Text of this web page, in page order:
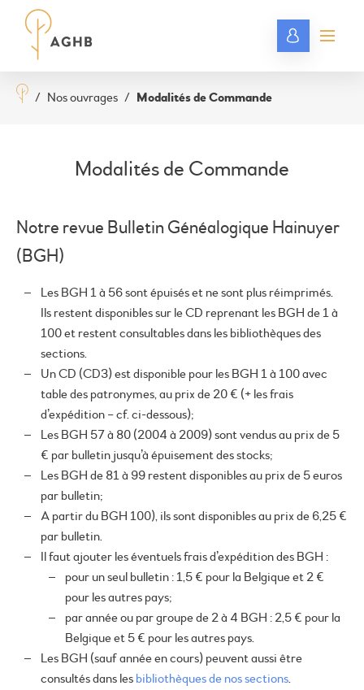
/ Nos ouvrages / Modalités de Commande
Modalités de Commande
Notre revue Bulletin Généalogique Hainuyer
(BGH)
Les BGH 1 à 56 sont épuisés et ne sont plus réimprimés.
Ils restent disponibles sur le CD reprenant les BGH de 1 à
100 et restent consultables dans les bibliothèques des
sections.
Un CD (CD3) est disponible pour les BGH 1 à 100 avec
table des patronymes, au prix de 20 € (+ les frais
d’expédition – cf. ci-dessous);
Les BGH 57 à 80 (2004 à 2009) sont vendus au prix de 5
€ par bulletin jusqu’à épuisement des stocks;
Les BGH de 81 à 99 restent disponibles au prix de 5 euros
par bulletin;
A partir du BGH 100), ils sont disponibles au prix de 6,25 €
par bulletin.
Il faut ajouter les éventuels frais d’expédition des BGH :
pour un seul bulletin : 1,5 € pour la Belgique et 2 €
pour les autres pays;
par année ou par groupe de 2 à 4 BGH : 2,5 € pour la
Belgique et 5 € pour les autres pays.
Les BGH (sauf année en cours) peuvent aussi être
consultés dans les bibliothèques de nos sections.